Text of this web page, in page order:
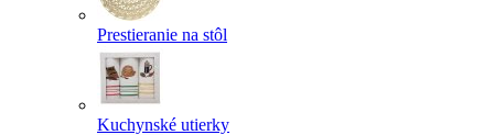
Prestieranie na stôl
Kuchynské utierky